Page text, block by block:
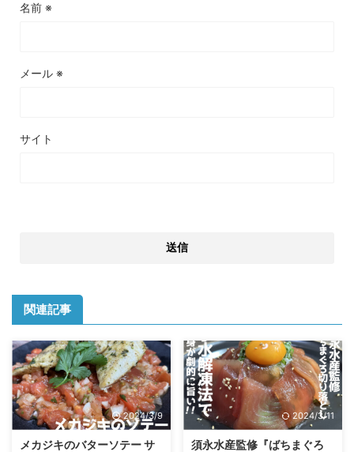
名前 ※
メール ※
サイト
関連記事
2024/3/9
メカジキのバターソテー サ
2024/3/11
須永水産監修『ばちまぐろ